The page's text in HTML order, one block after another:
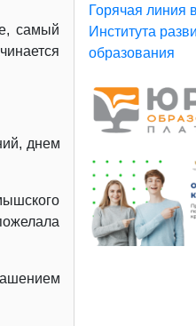
самый
днем
Горячая линия
Института
образования